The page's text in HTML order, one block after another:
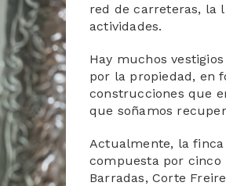
red de carreteras, la
actividades.
Hay muchos
por la propiedad, en
construcciones que
que soñamos
Actualmente, la finca
compuesta por cinco
Barradas, Corte